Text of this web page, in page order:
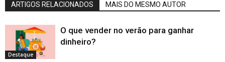
ARTIGOS RELACIONADOS MAIS DO MESMO AUTOR
Destaque
O que vender no verão para ganhar
dinheiro?